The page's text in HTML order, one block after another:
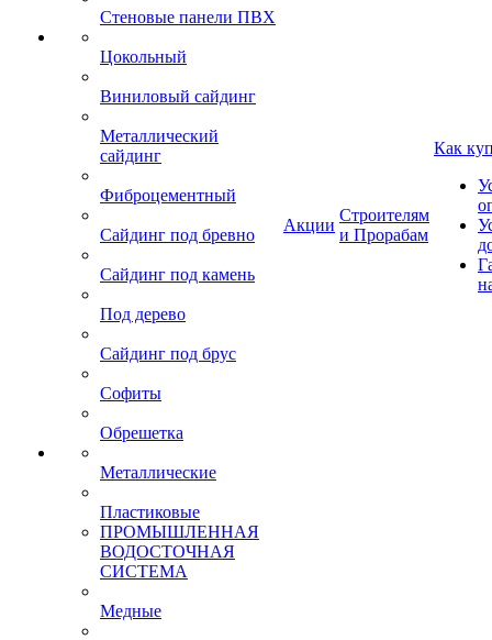
Стеновые панели ПВХ
Цокольный
Виниловый сайдинг
Металлический
сайдинг
Фиброцементный
Сайдинг под бревно
Сайдинг под камень
Под дерево
Сайдинг под брус
Софиты
Обрешетка
Металлические
Пластиковые
ПРОМЫШЛЕННАЯ
ВОДОСТОЧНАЯ
СИСТЕМА
Медные
Акции
Строителям
и Прорабам
Как